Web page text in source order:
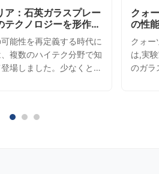
ア：石英ガラスプレー
テクノロジーを形作っ
能性を再定義する時代に
複数のハイテク分野で知
場しました。少なくとも
オン：最大1,100℃の温
クォ
の性
クォー
は,実
のガラ